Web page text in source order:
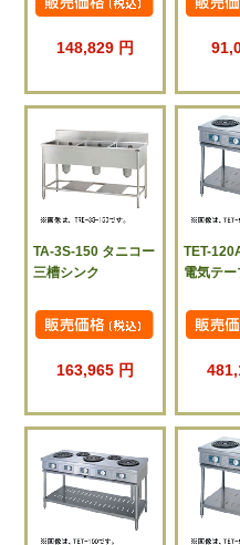
148,829 円
TA-3S-150 タニコー
三槽シンク
163,965 円
TET-
電気テ